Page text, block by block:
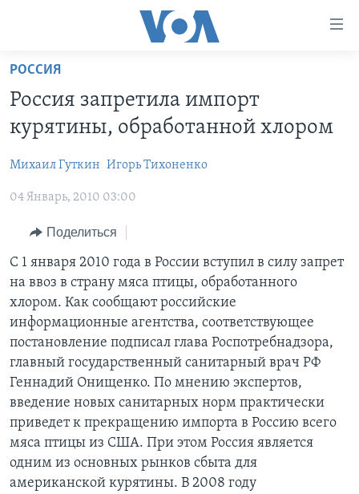
Перейти
основной
контент
Перейти
навигации
Перейти
поиск
НОВОСТИ ЗА МИНУТУ
ИТОГИ
ПОЧЕМУ ЭТО ВАЖНО?
ДИСКУССИЯ VOA
ДЕТАЛИ
НЬЮ-ЙОРК NEW YORK
АМЕРИКА. БОЛЬШОЕ ПУТЕШЕСТВИЕ
ПРОЕКТЫ
УЧИМ АНГЛИЙСКИЙ
НАША АМЕРИКАНСКАЯ ИСТОРИЯ
А КАК В АМЕРИКЕ?
АРТЕФАКТЫ
АМЕРИКАНСКИЕ ГОРОДКИ
ТЕСТЫ
ЭКСПЕРТИЗА
ИНТЕРВЬЮ
ФАКТЫ ПРОТИВ ФЕЙКОВ
ЗА СВОБОДУ ПРЕССЫ
УЧИМ АНГЛИЙСКИЙ
ВИДЕО
ПОДПИСКА НА НОВОСТИ
Learning English
СОЦИАЛЬНЫЕ СЕТИ
РОССИЯ
Россия запретила импорт
курятины, обработанной хлором
Михаил Гуткин Игорь Тихоненко
04 Январь, 2010 03:00
Поделиться
С 1 января 2010 года в России вступил в силу запрет
на ввоз в страну мяса птицы, обработанного
хлором. Как сообщают российские
информационные агентства, соответствующее
постановление подписал глава Роспотребнадзора,
главный государственный санитарный врач РФ
Геннадий Онищенко. По мнению экспертов,
введение новых санитарных норм практически
приведет к прекращению импорта в Россию всего
мяса птицы из США. При этом Россия является
одним из основных рынков сбыта для
американской курятины. В 2008 году